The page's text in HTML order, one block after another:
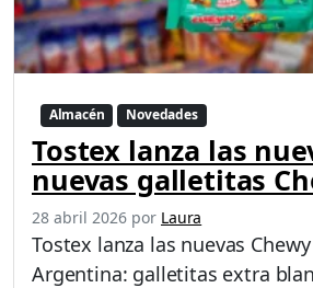
Almacén Novedades
Tostex lanza las
nuevas galletitas
28 abril 2026 por Laura
Tostex lanza las nuevas
Argentina: galletitas extra